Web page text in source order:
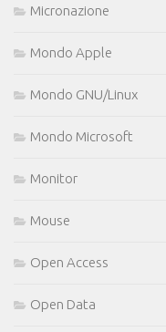
Micronazione
Mondo Apple
Mondo GNU/Linux
Mondo Microsoft
Monitor
Mouse
Open Access
Open Data